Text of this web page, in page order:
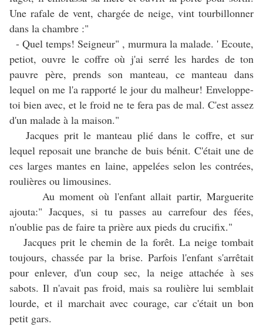
Une rafale de vent, chargée de neige, vint tourbillonner
dans la chambre :"
- Quel temps! Seigneur" , murmura la malade. ' Ecoute,
petiot, ouvre le coffre où j'ai serré les hardes de ton
pauvre père, prends son manteau, ce manteau dans
lequel on me l'a rapporté le jour du malheur! Enveloppe-
toi bien avec, et le froid ne te fera pas de mal. C'est assez
d'un malade à la maison."
Jacques prit le manteau plié dans le coffre, et sur
lequel reposait une branche de buis bénit. C'était une de
ces larges mantes en laine, appelées selon les contrées,
roulières ou limousines.
Au moment où l'enfant allait partir, Marguerite
ajouta:" Jacques, si tu passes au carrefour des fées,
n'oublie pas de faire ta prière aux pieds du crucifix."
Jacques prit le chemin de la forêt. La neige tombait
toujours, chassée par la brise. Parfois l'enfant s'arrêtait
pour enlever, d'un coup sec, la neige attachée à ses
sabots. Il n'avait pas froid, mais sa roulière lui semblait
lourde, et il marchait avec courage, car c'était un bon
petit gars.